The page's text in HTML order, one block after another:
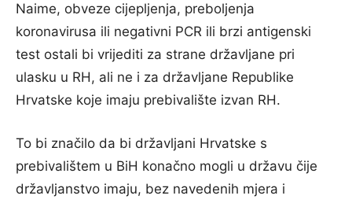
Naime, obveze cijepljenja, preboljenja
koronavirusa ili negativni PCR ili brzi antigenski
test ostali bi vrijediti za strane državljane pri
ulasku u RH, ali ne i za državljane Republike
Hrvatske koje imaju prebivalište izvan RH.
To bi značilo da bi državljani Hrvatske s
prebivalištem u BiH konačno mogli u državu čije
državljanstvo imaju, bez navedenih mjera i